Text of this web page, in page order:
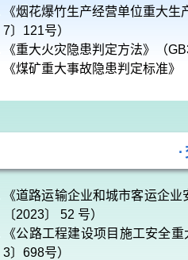
《烟花爆竹生产经营单位重大
7〕121号）
《重大火灾隐患判定方法》（
《煤矿重大事故隐患判定标准》
《道路运输企业和城市客运企
〔2023〕 52 号）
《公路工程建设项目施工安全
3〕698号）